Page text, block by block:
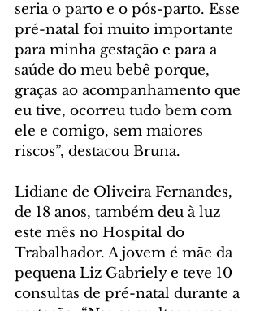
seria o parto e o pós-parto. Esse
pré-natal foi muito importante
para minha gestação e para a
saúde do meu bebê porque,
graças ao acompanhamento que
eu tive, ocorreu tudo bem com
ele e comigo, sem maiores
riscos”, destacou Bruna.
Lidiane de Oliveira Fernandes,
de 18 anos, também deu à luz
este mês no Hospital do
Trabalhador. A jovem é mãe da
pequena Liz Gabriely e teve 10
consultas de pré-natal durante a